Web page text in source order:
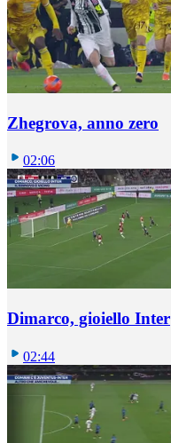
Zhegrova, anno zero
02:06
Dimarco, gioiello Inter
02:44